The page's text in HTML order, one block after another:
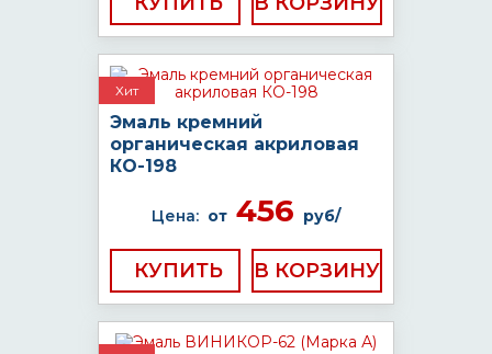
Хит
Эмаль кремний
органическая акриловая
КО-198
Цена: от 456 руб/
КУПИТЬ